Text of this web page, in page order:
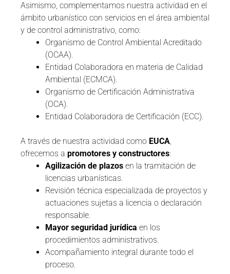
Asimismo, complementamos nuestra actividad en el
ámbito urbanístico con servicios en el área ambiental
y de control administrativo, como:
Organismo de Control Ambiental Acreditado
(OCAA).
Entidad Colaboradora en materia de Calidad
Ambiental (ECMCA).
Organismo de Certificación Administrativa
(OCA).
Entidad Colaboradora de Certificación (ECC).
A través de nuestra actividad como EUCA,
ofrecemos a promotores y constructores:
Agilización de plazos en la tramitación de
licencias urbanísticas.
Revisión técnica especializada de proyectos y
actuaciones sujetas a licencia o declaración
responsable.
Mayor seguridad jurídica en los
procedimientos administrativos.
Acompañamiento integral durante todo el
proceso.